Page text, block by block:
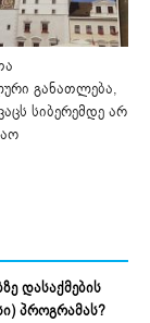
განათლება,
სიბერემდე არ
დასაქმების
პროგრამას?